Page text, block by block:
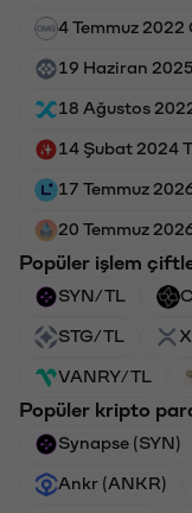
4 Temmuz
19 Haziran
18 Ağustos
14 Şubat 2024
17 Temmuz
20 Temmuz
Popüler işlem
SYN/TL
STG/TL
VANRY/TL
Popüler kripto
Synapse (SYN)
Ankr (ANKR)